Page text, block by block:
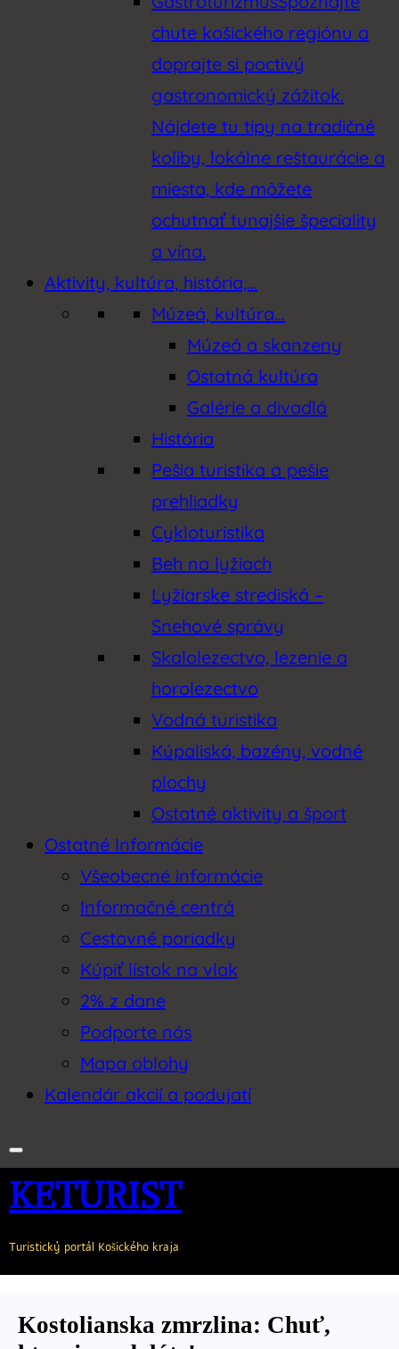
chute košického regiónu a
doprajte si poctivý
gastronomický zážitok.
Nájdete tu tipy na tradičné
koliby, lokálne reštaurácie a
miesta, kde môžete
ochutnať tunajšie špeciality
a vína.
Aktivity, kultúra, história,…
Múzeá, kultúra…
Múzeá a skanzeny
Ostatná kultúra
Galérie a divadlá
História
Pešia turistika a pešie
prehliadky
Cykloturistika
Beh na lyžiach
Lyžiarske strediská –
Snehové správy
Skalolezectvo, lezenie a
horolezectvo
Vodná turistika
Kúpaliská, bazény, vodné
plochy
Ostatné aktivity a šport
Ostatné Informácie
Všeobecné informácie
Informačné centrá
Cestovné poriadky
Kúpiť lístok na vlak
2% z dane
Podporte nás
Mapa oblohy
Kalendár akcií a podujatí
KETURIST
Turistický portál Košického kraja
Kostolianska zmrzlina: Chuť,